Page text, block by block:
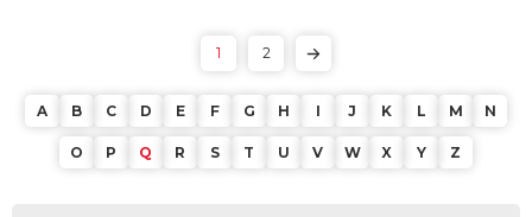
1 2
A B C D E F G H I J K L M N
O P Q R S T U V W X Y Z